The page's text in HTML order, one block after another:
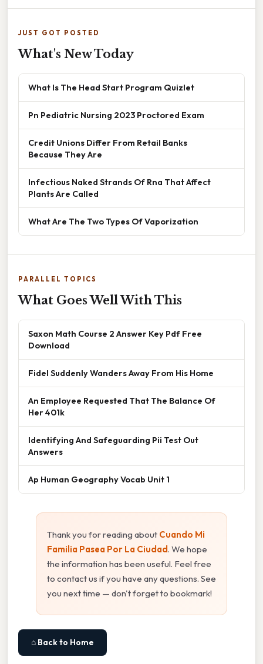
JUST GOT POSTED
What's New Today
What Is The Head Start Program Quizlet
Pn Pediatric Nursing 2023 Proctored Exam
Credit Unions Differ From Retail Banks
Because They Are
Infectious Naked Strands Of Rna That Affect
Plants Are Called
What Are The Two Types Of Vaporization
PARALLEL TOPICS
What Goes Well With This
Saxon Math Course 2 Answer Key Pdf Free
Download
Fidel Suddenly Wanders Away From His Home
An Employee Requested That The Balance Of
Her 401k
Identifying And Safeguarding Pii Test Out
Answers
Ap Human Geography Vocab Unit 1
Thank you for reading about Cuando Mi
Familia Pasea Por La Ciudad. We hope
the information has been useful. Feel free
to contact us if you have any questions. See
you next time — don't forget to bookmark!
⌂ Back to Home